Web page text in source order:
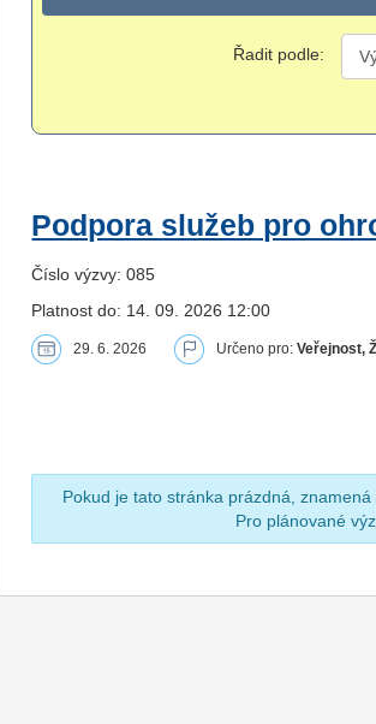
Řadit podle:
Podpora služeb pro
Číslo výzvy: 085
Platnost do: 14. 09. 2026 12:00
29. 6. 2026 Určeno pro:Veřejnost,
Pokud je tato stránka prázdná,
Pro plánované